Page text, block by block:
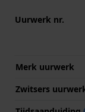
Uurwerk nr.
Merk uurwerk
Zwitsers